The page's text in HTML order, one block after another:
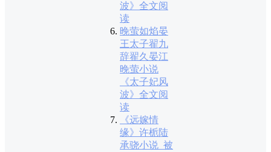
波》全文阅
读
晚萤如焰晏
王太子翟九
辞翟久晏江
晚萤小说
《太子妃风
波》全文阅
读
《远嫁情
缘》许栀陆
承骁小说_被